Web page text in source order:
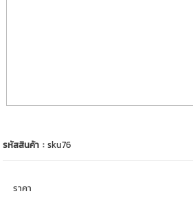
รหัสสินค้า :sku76
ราคา